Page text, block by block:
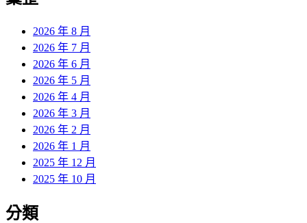
2026 年 8 月
2026 年 7 月
2026 年 6 月
2026 年 5 月
2026 年 4 月
2026 年 3 月
2026 年 2 月
2026 年 1 月
2025 年 12 月
2025 年 10 月
分類